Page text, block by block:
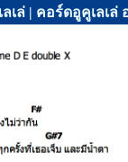
เล่ | คอร์ดอูคูเลเ